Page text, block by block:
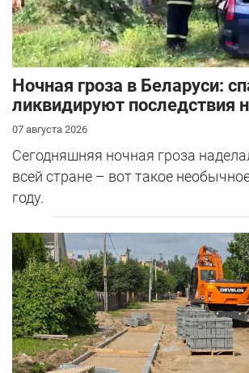
Ночная гроза в Беларуси:
ликвидируют последствия
07 августа 2026
Сегодняшняя ночная гроза
всей стране – вот такое
году.